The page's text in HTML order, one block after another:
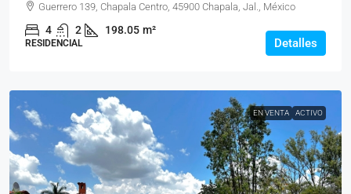
Guerrero 139, Chapala Centro, 45900 Chapala, Jal., México
4 2 198.05 m²
RESIDENCIAL Detalles
EN VENTA ACTIVO